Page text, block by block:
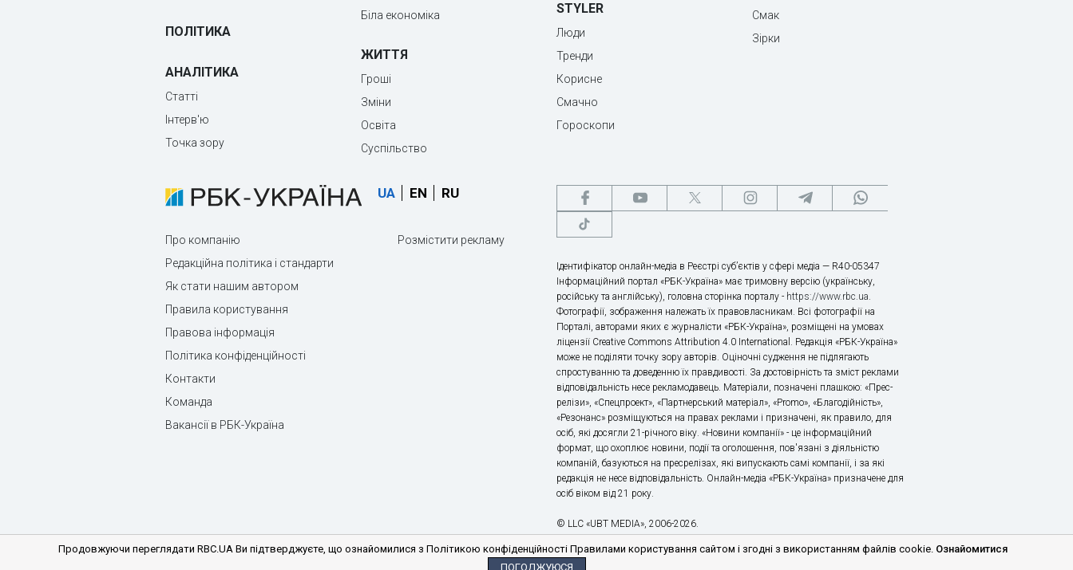
ПОЛІТИКА
АНАЛІТИКА
Статті
Інтерв'ю
Точка зору
Біла економіка
ЖИТТЯ
Гроші
Зміни
Освіта
Суспільство
STYLER
Люди
Тренди
Корисне
Смачно
Гороскопи
Смак
Зірки
UA EN RU
Про компанію
Редакційна політика і стандарти
Як стати нашим автором
Правила користування
Правова інформація
Політика конфіденційності
Контакти
Команда
Вакансії в РБК-Україна
Розмістити рекламу
Ідентифікатор онлайн-медіа в Реєстрі суб’єктів у сфері медіа — R40-05347
Інформаційний портал «РБК-Україна» має тримовну версію (українську,
російську та англійську), головна сторінка порталу - https://www.rbc.ua.
Фотографії, зображення належать їх правовласникам. Всі фотографії на
Порталі, авторами яких є журналісти «РБК-Україна», розміщені на умовах
ліцензії Creative Commons Attribution 4.0 International. Редакція «РБК-Україна»
може не поділяти точку зору авторів. Оціночні судження не підлягають
спростуванню та доведенню їх правдивості. За достовірність та зміст реклами
відповідальність несе рекламодавець. Матеріали, позначені плашкою: «Прес-
релізи», «Спецпроект», «Партнерський матеріал», «Promo», «Благодійність»,
«Резонанс» розміщуються на правах реклами і призначені, як правило, для
осіб, які досягли 21-річного віку. «Новини компанії» - це інформаційний
формат, що охоплює новини, події та оголошення, пов'язані з діяльністю
компаній, базуються на пресрелізах, які випускають самі компанії, і за які
редакція не несе відповідальність. Онлайн-медіа «РБК-Україна» призначене для
осіб віком від 21 року.
© LLC «UBT MEDIA», 2006-2026.
Продовжуючи переглядати RBC.UA Ви підтверджуєте, що ознайомилися з Політикою конфіденційності Правилами користування сайтом і згодні з використанням файлів cookie. Ознайомитися
ПОГОДЖУЮСЯ